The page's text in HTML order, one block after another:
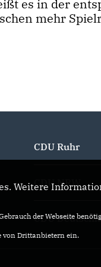
es in der
mehr
CDU Ruhr
CDU NRW
CDU
Weitere
der Webseite
von Drittanbietern ein.